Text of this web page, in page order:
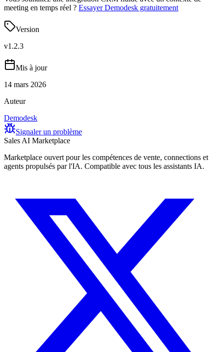
meeting en temps réel ? Essayer Demodesk gratuitement
Version
v1.2.3
Mis à jour
14 mars 2026
Auteur
Demodesk
Signaler un problème
Sales AI Marketplace
Marketplace ouvert pour les compétences de vente, connections et
agents propulsés par l'IA. Compatible avec tous les assistants IA.